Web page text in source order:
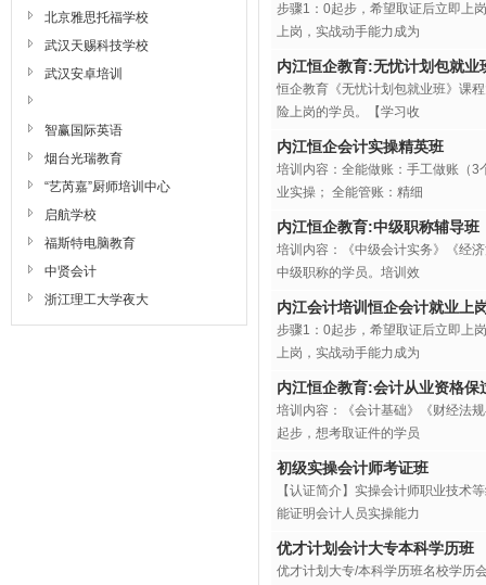
北京雅思托福学校
武汉天赐科技学校
武汉安卓培训
智赢国际英语
烟台光瑞教育
“艺芮嘉”厨师培训中心
启航学校
福斯特电脑教育
中贤会计
浙江理工大学夜大
步骤1：0起步，希望取证后立即上
上岗，实战动手能力成为
内江恒企教育:无忧计划包就业
恒企教育《无忧计划包就业班》课
险上岗的学员。【学习收
内江恒企会计实操精英班
培训内容：全能做账：手工做账（
业实操； 全能管账：精细
内江恒企教育:中级职称辅导班
培训内容：《中级会计实务》《经
中级职称的学员。培训效
内江会计培训恒企会计就业上
步骤1：0起步，希望取证后立即上
上岗，实战动手能力成为
内江恒企教育:会计从业资格保
培训内容：《会计基础》《财经法
起步，想考取证件的学员
初级实操会计师考证班
【认证简介】实操会计师职业技术
能证明会计人员实操能力
优才计划会计大专本科学历班
优才计划大专/本科学历班名校学历